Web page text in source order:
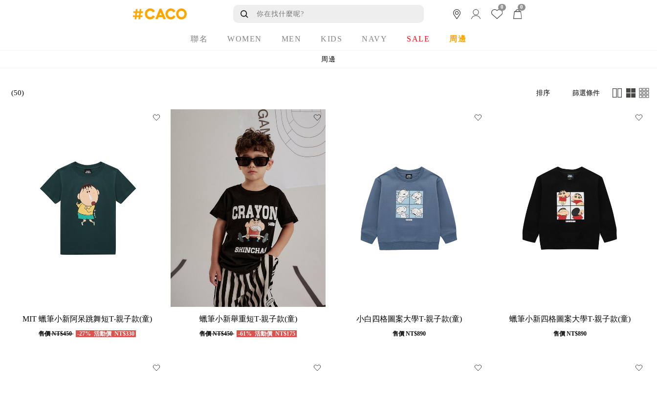
0 0
聯名 WOMEN MEN KIDS NAVY SALE 周邊
周邊
(50) 排序 篩選條件
MIT 蠟筆小新阿呆跳舞短T‧親子款(童)
售價NT$450 -27% 活動價 NT$330
蠟筆小新舉重短T‧親子款(童)
售價NT$450 -61% 活動價 NT$175
小白四格圖案大學T‧親子款(童)
售價NT$890
蠟筆小新四格圖案大學T‧親子款(童)
售價NT$890